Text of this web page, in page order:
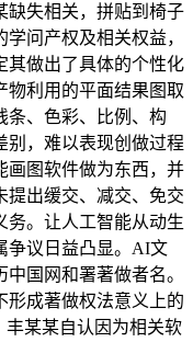
缺失相关，拼贴到椅子
问产权及相关权益，
其做出了具体的个性化
物利用的平面结果图取
条、色彩、比例、构
别，难以表现创做过程
画图软件做为东西，并
提出缓交、减交、免交
务。让人工智能从动生
争议日益凸显。AI文
国网和署著做者名。
形成著做权法意义上的
丰某某自认因为相关软